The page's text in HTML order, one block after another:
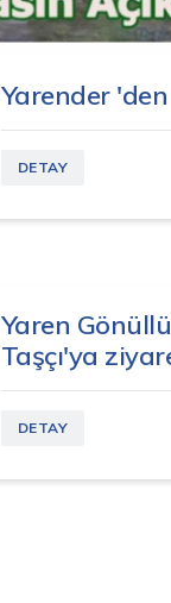
Yarender 'den
DETAY
Yaren
Taşçı'ya
DETAY